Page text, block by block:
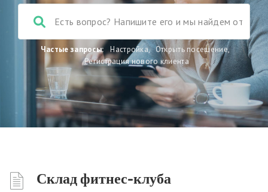
Частые запросы: Настройка, Открыть посещение,
Регистрация нового клиента
Склад фитнес-клуба